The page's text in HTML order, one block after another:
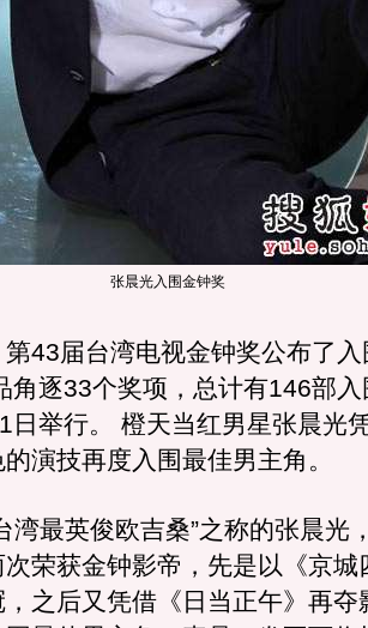
张晨光入围金钟奖
届台湾电视金钟奖公布了入
角逐33个奖项，总计有146部
日举行。 橙天当红男星张晨光
演技再度入围最佳男主角。
最英俊欧吉桑”之称的张晨光
荣获金钟影帝，先是以《京城
之后又凭借《日当正午》再夺